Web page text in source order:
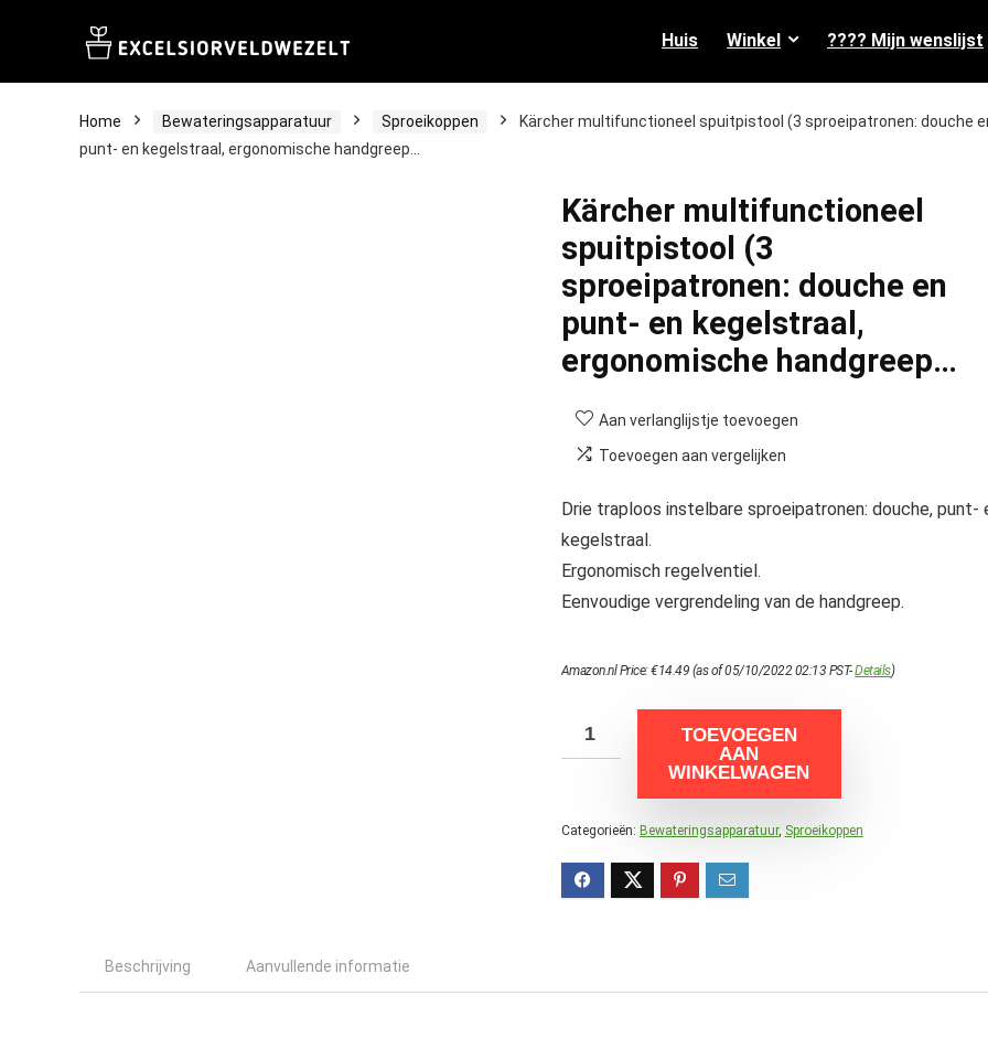
Huis Winkel ???? Mijn wenslijst
Home Bewateringsapparatuur Sproeikoppen
Kärcher multifunctioneel spuitpistool (3 sproeipatronen: douche
punt- en kegelstraal, ergonomische handgreep…
Kärcher multifunctioneel
spuitpistool (3
sproeipatronen: douche en
punt- en kegelstraal,
ergonomische handgreep…
Aan verlanglijstje toevoegen
Toevoegen aan vergelijken
Drie traploos instelbare sproeipatronen: douche, punt-
kegelstraal.
Ergonomisch regelventiel.
Eenvoudige vergrendeling van de handgreep.
Amazon.nl Price:€14.49 (as of 05/10/2022 02:13 PST-Details)
TOEVOEGEN
AAN
WINKELWAGEN
Categorieën: Bewateringsapparatuur, Sproeikoppen
Beschrijving Aanvullende informatie